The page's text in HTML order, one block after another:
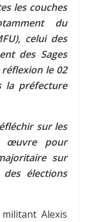
les couches
du
celui des
des Sages
le 02
la préfecture
sur les
œuvre pour
sur
des élections
Alexis